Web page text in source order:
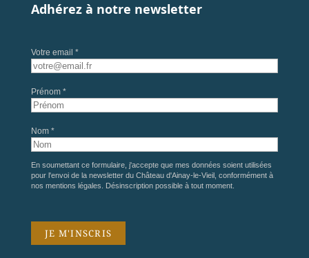
Adhérez à notre newsletter
Votre email *
Prénom *
Nom *
En soumettant ce formulaire, j'accepte que mes données soient utilisées
pour l'envoi de la newsletter du Château d'Ainay-le-Vieil, conformément à
nos mentions légales . Désinscription possible à tout moment.